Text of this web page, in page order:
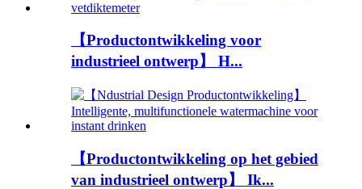
【Productontwikkeling voor
industrieel ontwerp】 H...
【Productontwikkeling op het gebied
van industrieel ontwerp】 Ik...